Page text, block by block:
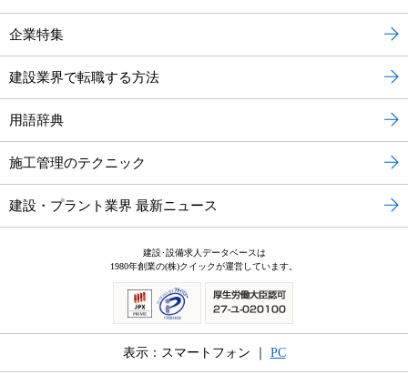
企業特集
建設業界で転職する方法
用語辞典
施工管理のテクニック
建設・プラント業界 最新ニュース
建設･設備求人データベースは
1980年創業の(株)クイックが運営しています。
表示：スマートフォン ｜ PC